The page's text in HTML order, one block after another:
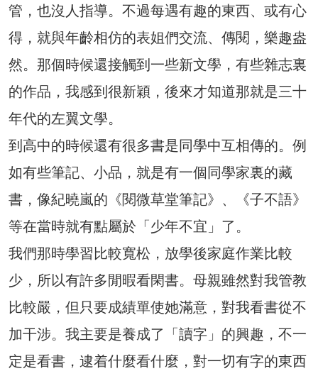
管，也沒人指導。不過每遇有趣的東西、或有心
得，就與年齡相仿的表姐們交流、傳閱，樂趣盎
然。那個時候還接觸到一些新文學，有些雜志裏
的作品，我感到很新穎，後來才知道那就是三十
年代的左翼文學。
到高中的時候還有很多書是同學中互相傳的。例
如有些筆記、小品，就是有一個同學家裏的藏
書，像紀曉嵐的《閱微草堂筆記》、《子不語》
等在當時就有點屬於「少年不宜」了。
我們那時學習比較寬松，放學後家庭作業比較
少，所以有許多閒暇看閑書。母親雖然對我管教
比較嚴，但只要成績單使她滿意，對我看書從不
加干涉。我主要是養成了「讀字」的興趣，不一
定是看書，逮着什麼看什麼，對一切有字的東西